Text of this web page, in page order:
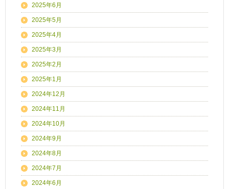
2025年6月
2025年5月
2025年4月
2025年3月
2025年2月
2025年1月
2024年12月
2024年11月
2024年10月
2024年9月
2024年8月
2024年7月
2024年6月